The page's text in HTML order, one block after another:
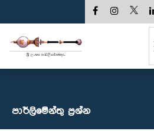
පාර්ලි‌මේන්තු‌ ප්‍රශ්න